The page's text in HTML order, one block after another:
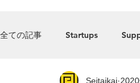
全ての記事 Startups
Seitaikai